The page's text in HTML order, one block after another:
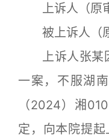
上诉人（原审
被上诉人（原
上诉人张某
一案，不服湖
（2024）湘
定，向本院提